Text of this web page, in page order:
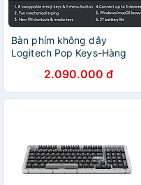
Bàn phím không dây
Logitech Pop Keys-Hàng
2.090.000 đ